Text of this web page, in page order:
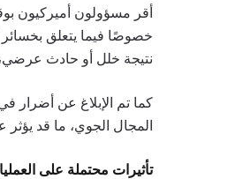
أقر مسؤولون أميركيون
نتيجة خلل أو حادث عرضي،
كما تم الإبلاغ عن أضرار
المجال الجوي، ما قد
تأثيرات محتملة على